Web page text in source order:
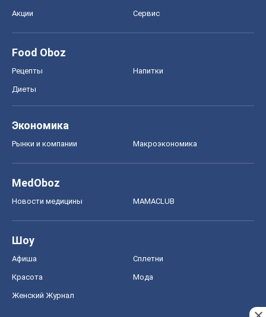
Акции Сервис
Food Oboz
Рецепты Напитки
Диеты
Экономика
Рынки и компании Mакроэкономика
MedOboz
Новости медицины MAMACLUB
Шоу
Афиша Сплетни
Красота Мода
Женский Журнал